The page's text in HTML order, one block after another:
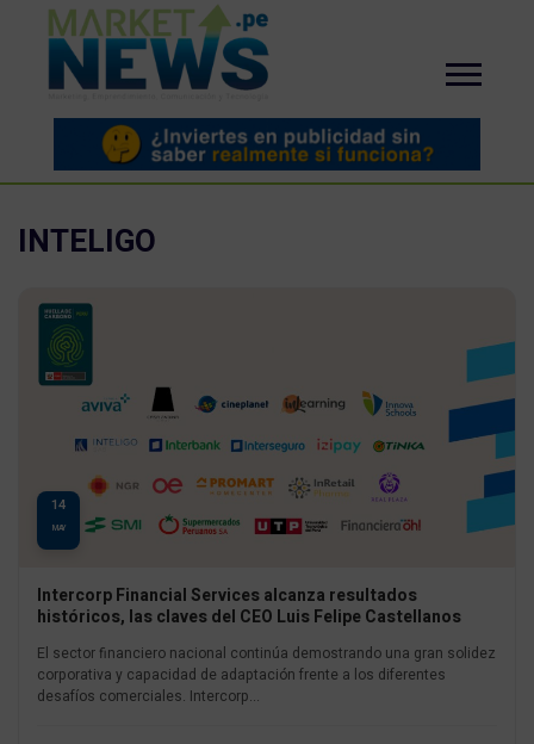
INTELIGO
14
MAY
Intercorp Financial Services alcanza resultados
históricos, las claves del CEO Luis Felipe Castellanos
El sector financiero nacional continúa demostrando una gran solidez
corporativa y capacidad de adaptación frente a los diferentes
desafíos comerciales. Intercorp...